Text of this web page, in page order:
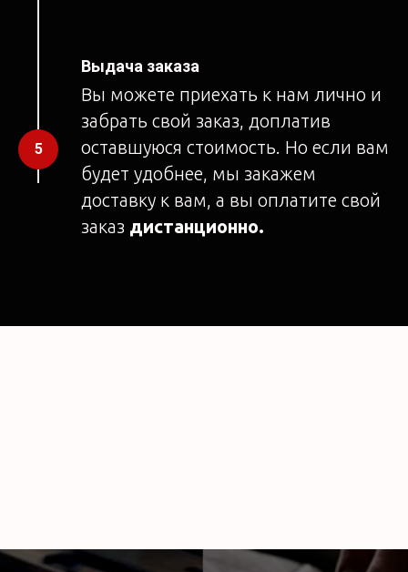
Выдача заказа
Вы можете приехать к нам лично и
забрать свой заказ, доплатив
оставшуюся стоимость. Но если вам
будет удобнее, мы закажем
доставку к вам, а вы оплатите свой
заказ дистанционно.